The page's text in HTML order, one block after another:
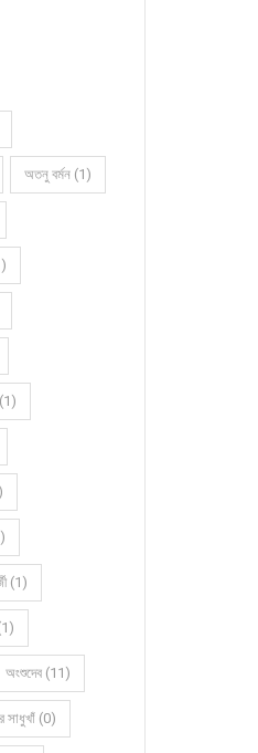
অতনু বর্মন (1)
(1)
অংশুদেব (11)
সাধুখাঁ (0)